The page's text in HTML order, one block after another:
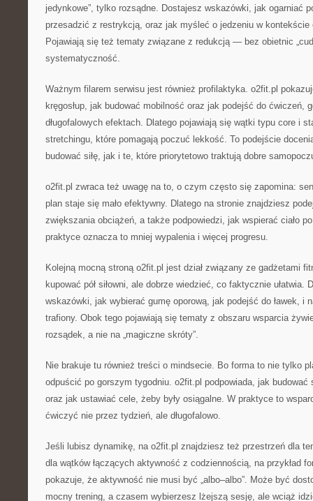
jedynkowe”, tylko rozsądne. Dostajesz wskazówki, jak ogarniać
przesadzić z restrykcją, oraz jak myśleć o jedzeniu w kontekście
Pojawiają się też tematy związane z redukcją — bez obietnic
systematyczność.
Ważnym filarem serwisu jest również profilaktyka. o2fit.pl
kręgosłup, jak budować mobilność oraz jak podejść do ćwiczeń,
długofalowych efektach. Dlatego pojawiają się wątki typu core i
stretchingu, które pomagają poczuć lekkość. To podejście
budować siłę, jak i te, które priorytetowo traktują dobre
o2fit.pl zwraca też uwagę na to, o czym często się zapomina:
plan staje się mało efektywny. Dlatego na stronie znajdziesz
zwiększania obciążeń, a także podpowiedzi, jak wspierać ciało
praktyce oznacza to mniej wypalenia i więcej progresu.
Kolejną mocną stroną o2fit.pl jest dział związany ze gadżetami
kupować pół siłowni, ale dobrze wiedzieć, co faktycznie ułatwia.
wskazówki, jak wybierać gumę oporową, jak podejść do ławek, i
trafiony. Obok tego pojawiają się tematy z obszaru wsparcia
rozsądek, a nie na „magiczne skróty”.
Nie brakuje tu również treści o mindsecie. Bo forma to nie tylko
odpuścić po gorszym tygodniu. o2fit.pl podpowiada, jak
oraz jak ustawiać cele, żeby były osiągalne. W praktyce to
ćwiczyć nie przez tydzień, ale długofalowo.
Jeśli lubisz dynamikę, na o2fit.pl znajdziesz też przestrzeń dla
dla wątków łączących aktywność z codziennością, na przykład
pokazuje, że aktywność nie musi być „albo–albo”. Może być
mocny trening, a czasem wybierzesz lżejszą sesję, ale wciąż